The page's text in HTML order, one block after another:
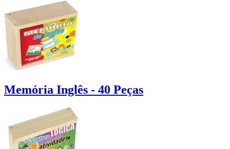
Memória Inglês - 40 Peças